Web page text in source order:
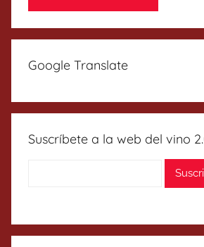
Google Translate
Suscríbete a la web del vino